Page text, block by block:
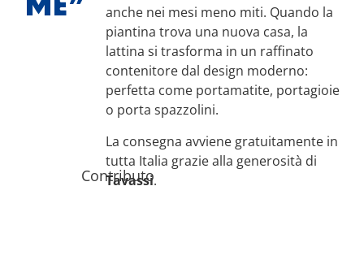
ME”
Contributo
anche nei mesi meno miti. Quando la
piantina trova una nuova casa, la
lattina si trasforma in un raffinato
contenitore dal design moderno:
perfetta come portamatite, portagioie
o porta spazzolini.
La consegna avviene gratuitamente in
tutta Italia grazie alla generosità di
Tavassi.